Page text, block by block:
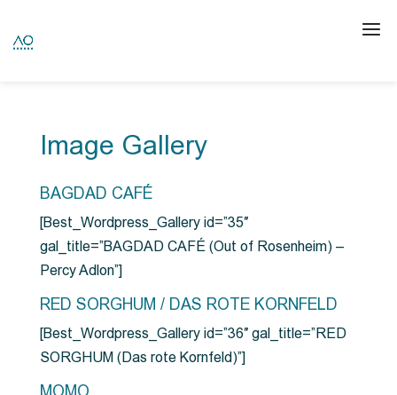
Image Gallery
BAGDAD CAFÉ
[Best_Wordpress_Gallery id=”35″
gal_title=”BAGDAD CAFÉ (Out of Rosenheim) –
Percy Adlon”]
RED SORGHUM / DAS ROTE KORNFELD
[Best_Wordpress_Gallery id=”36″ gal_title=”RED
SORGHUM (Das rote Kornfeld)”]
MOMO